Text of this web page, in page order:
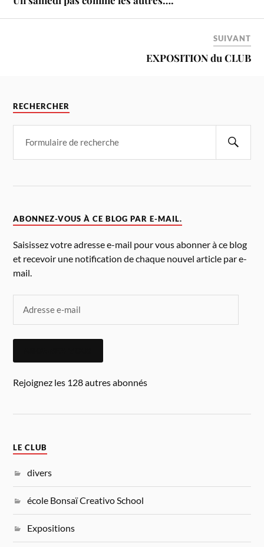
SUIVANT
EXPOSITION du CLUB
RECHERCHER
ABONNEZ-VOUS À CE BLOG PAR E-MAIL.
Saisissez votre adresse e-mail pour vous abonner à ce blog
et recevoir une notification de chaque nouvel article par e-
mail.
Rejoignez les 128 autres abonnés
LE CLUB
divers
école Bonsaï Creativo School
Expositions